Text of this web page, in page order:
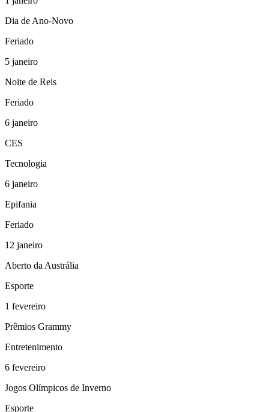
Dia de Ano-Novo
Feriado
5 janeiro
Noite de Reis
Feriado
6 janeiro
CES
Tecnologia
6 janeiro
Epifania
Feriado
12 janeiro
Aberto da Austrália
Esporte
1 fevereiro
Prêmios Grammy
Entretenimento
6 fevereiro
Jogos Olímpicos de Inverno
Esporte